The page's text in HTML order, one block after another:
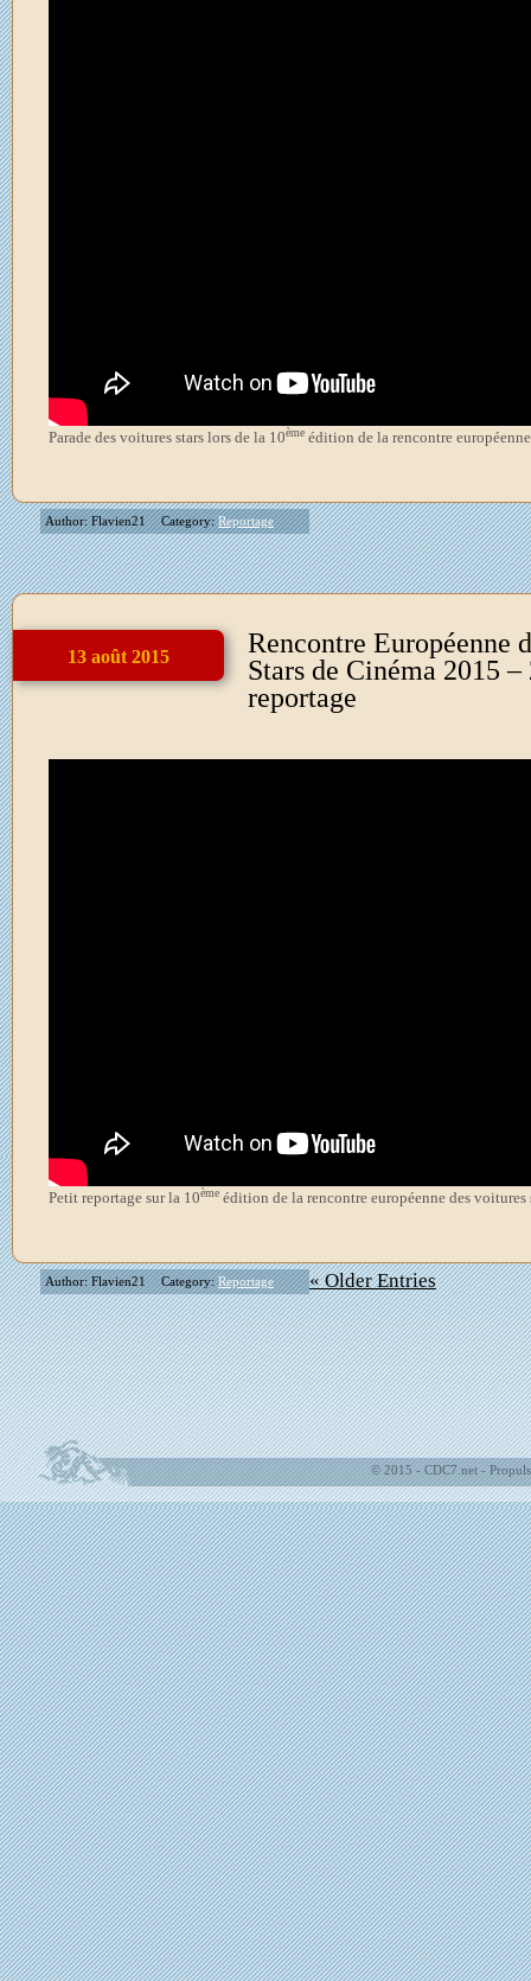
Parade des voitures stars lors de la 10ème édition de la rencontre
Author: Flavien21 Category:Reportage
13 août 2015
Rencontre Européenne
Stars de Cinéma 2015
reportage
Petit reportage sur la 10ème édition de la rencontre européenne des
Author: Flavien21 Category:Reportage « Older Entries
© 2015 - CDC7.net -